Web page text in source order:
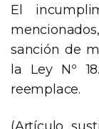
El
sanción de
la Ley Nº
reemplace.